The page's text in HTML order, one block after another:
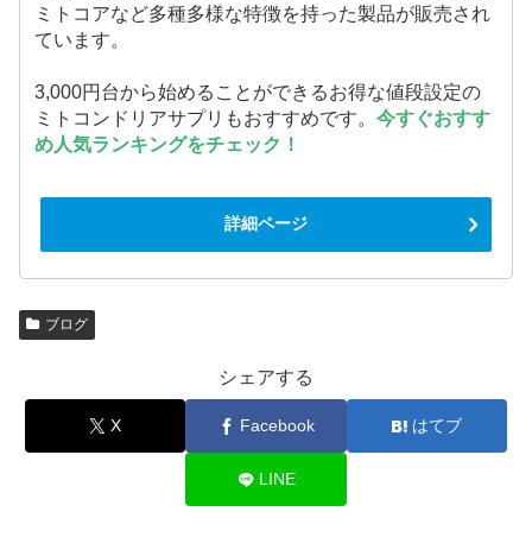
ミトコアなど多種多様な特徴を持った製品が販売され
ています。
3,000円台から始めることができるお得な値段設定の
ミトコンドリアサプリもおすすめです。今すぐおすす
め人気ランキングをチェック！
詳細ページ
ブログ
シェアする
X Facebook はてブ
LINE